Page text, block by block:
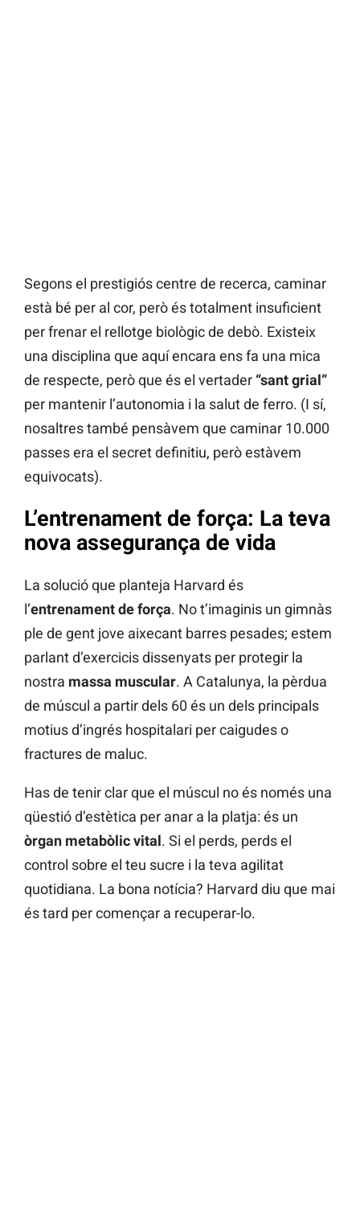
Segons el prestigiós centre de recerca, caminar
està bé per al cor, però és totalment insuficient
per frenar el rellotge biològic de debò. Existeix
una disciplina que aquí encara ens fa una mica
de respecte, però que és el vertader “sant grial”
per mantenir l’autonomia i la salut de ferro. (I sí,
nosaltres també pensàvem que caminar 10.000
passes era el secret definitiu, però estàvem
equivocats).
L’entrenament de força: La teva
nova assegurança de vida
La solució que planteja Harvard és
l’entrenament de força. No t’imaginis un gimnàs
ple de gent jove aixecant barres pesades; estem
parlant d’exercicis dissenyats per protegir la
nostra massa muscular. A Catalunya, la pèrdua
de múscul a partir dels 60 és un dels principals
motius d’ingrés hospitalari per caigudes o
fractures de maluc.
Has de tenir clar que el múscul no és només una
qüestió d’estètica per anar a la platja: és un
òrgan metabòlic vital. Si el perds, perds el
control sobre el teu sucre i la teva agilitat
quotidiana. La bona notícia? Harvard diu que mai
és tard per començar a recuperar-lo.